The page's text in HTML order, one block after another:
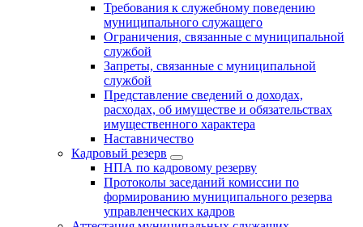
Требования к служебному поведению
муниципального служащего
Ограничения, связанные с муниципальной
службой
Запреты, связанные с муниципальной
службой
Представление сведений о доходах,
расходах, об имуществе и обязательствах
имущественного характера
Наставничество
Кадровый резерв
НПА по кадровому резерву
Протоколы заседаний комиссии по
формированию муниципального резерва
управленческих кадров